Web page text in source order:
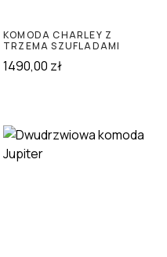
KOMODA CHARLEY Z
TRZEMA SZUFLADAMI
1490,00 zł